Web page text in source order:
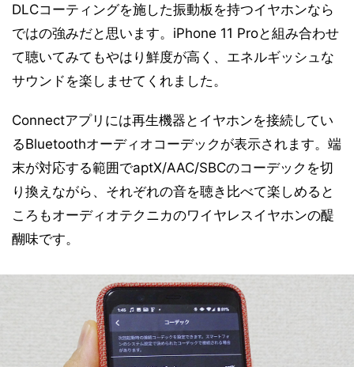
DLCコーティングを施した振動板を持つイヤホンなら
ではの強みだと思います。iPhone 11 Proと組み合わせ
て聴いてみてもやはり鮮度が高く、エネルギッシュな
サウンドを楽しませてくれました。
Connectアプリには再生機器とイヤホンを接続してい
るBluetoothオーディオコーデックが表示されます。端
末が対応する範囲でaptX/AAC/SBCのコーデックを切
り換えながら、それぞれの音を聴き比べて楽しめると
ころもオーディオテクニカのワイヤレスイヤホンの醍
醐味です。